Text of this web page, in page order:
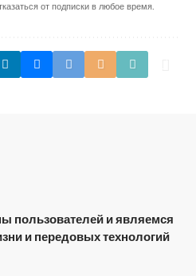
от подписки в любое время.
пользователей и являемся
и передовых технологий